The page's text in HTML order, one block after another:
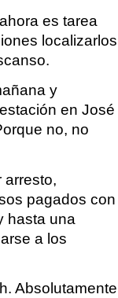
es tarea
localizarlos
y
en José
no, no
arresto,
pagados con
hasta una
a los
Absolutamente